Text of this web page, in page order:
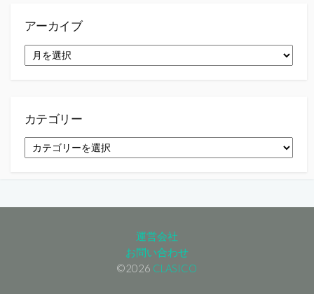
アーカイブ
ー
カテゴリー
テ
運営会社
お問い合わせ
©2026 CLASICO